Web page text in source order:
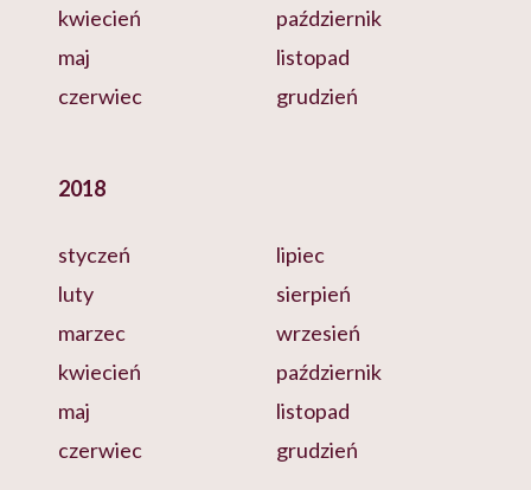
kwiecień
maj
czerwiec
październik
listopad
grudzień
2018
styczeń
luty
marzec
kwiecień
maj
czerwiec
lipiec
sierpień
wrzesień
październik
listopad
grudzień